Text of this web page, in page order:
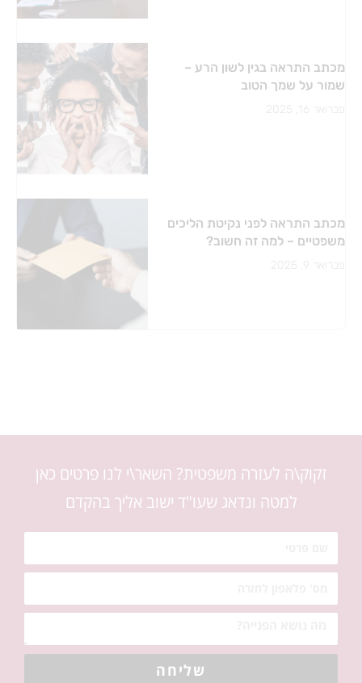
מכתב התראה בגין לשון הרע –
שמור על שמך הטוב
פברואר 16, 2025
מכתב התראה לפני נקיטת הליכים
משפטיים – למה זה חשוב?
פברואר 9, 2025
זקוק\ה לעזרה משפטית? השאר\י לנו פרטים כאן
למטה ונדאג שעו"ד ישוב אליך בהקדם
שליחה